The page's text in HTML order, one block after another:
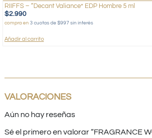
RIIFFS – “Decant Valiance” EDP Hombre 5 ml
$2.990
compra en 3 cuotas de $997 sin interés
Añadir al carrito
VALORACIONES
Aún no hay reseñas
Sé el primero en valorar “FRAGRANCE